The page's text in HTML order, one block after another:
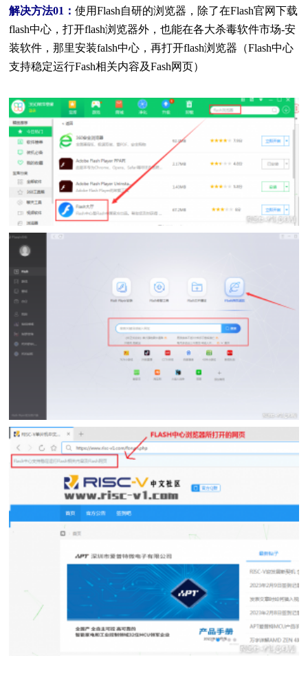
解决方法01：使用Flash自研的浏览器 ，除了在Flash官网下载
flash中心，打开flash浏览器外，也能在各大杀毒软件市场-安
装软件，那里安装falsh中心，再打开flash浏览器（Flash中心
支持稳定运行Fash相关内容及Fash网页）